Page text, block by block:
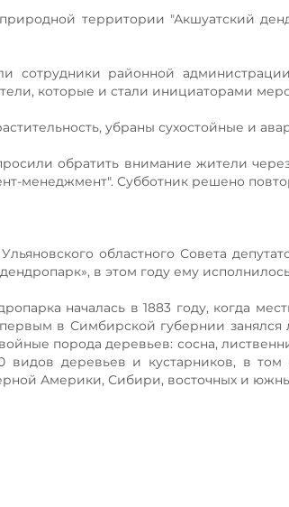
территории "Акшуатский
сотрудники районной
которые и стали инициаторами
убраны сухостойные и
обратить внимание жители
менеджмент". Субботник решено
областного Совета
в этом году ему
началась в 1883 году, когда
в Симбирской губернии занялся
порода деревьев: сосна,
видов деревьев и кустарников, в том
Америки, Сибири, восточных и